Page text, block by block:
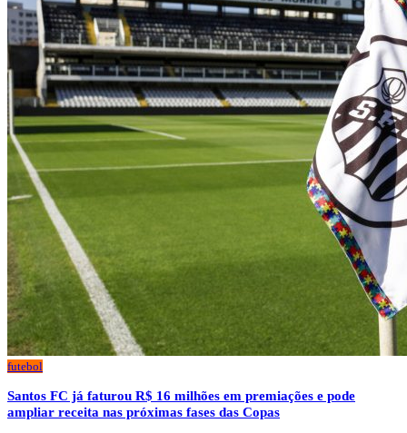
futebol
Santos FC já faturou R$ 16 milhões em premiações e pode
ampliar receita nas próximas fases das Copas